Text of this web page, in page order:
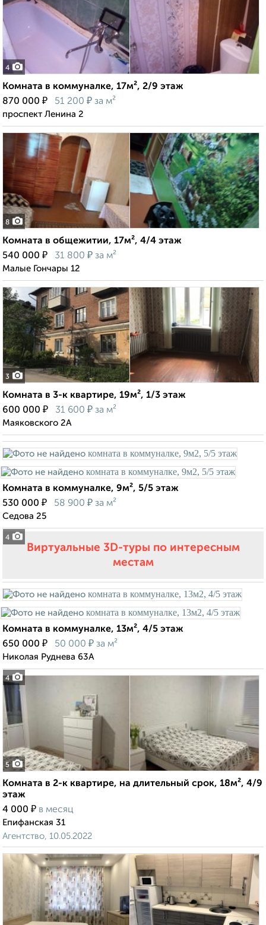
4
Комната в коммуналке, 17м², 2/9 этаж
870 000 ₽ 51 200 ₽ за м²
проспект Ленина 2
8
Комната в общежитии, 17м², 4/4 этаж
540 000 ₽ 31 800 ₽ за м²
Малые Гончары 12
3
Комната в 3-к квартире, 19м², 1/3 этаж
600 000 ₽ 31 600 ₽ за м²
Маяковского 2А
4
Комната в коммуналке, 9м², 5/5 этаж
530 000 ₽ 58 900 ₽ за м²
Седова 25
Виртуальные 3D-туры по интересным
местам
4
Комната в коммуналке, 13м², 4/5 этаж
650 000 ₽ 50 000 ₽ за м²
Николая Руднева 63А
5
Комната в 2-к квартире, на длительный срок, 18м², 4/9
этаж
4 000 ₽ в месяц
Епифанская 31
Агентство, 10.05.2022